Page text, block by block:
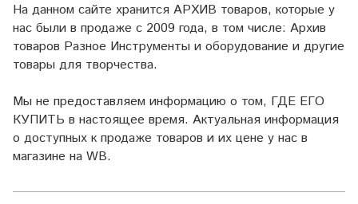
На данном сайте хранится АРХИВ товаров, которые у
нас были в продаже с 2009 года, в том числе: Архив
товаров Разное Инструменты и оборудование и другие
товары для творчества.
Мы не предоставляем информацию о том, ГДЕ ЕГО
КУПИТЬ в настоящее время. Актуальная информация
о доступных к продаже товаров и их цене у нас в
магазине на WB.